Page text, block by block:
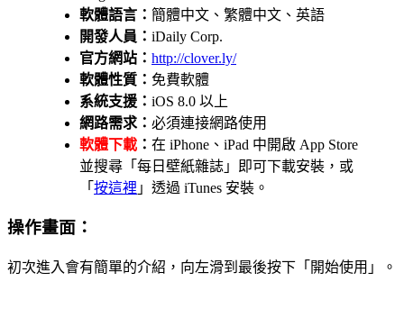
軟體語言： 簡體中文、繁體中文、英語
開發人員： iDaily Corp.
官方網站： http://clover.ly/
軟體性質： 免費軟體
系統支援： iOS 8.0 以上
網路需求： 必須連接網路使用
軟體下載 ： 在 iPhone、iPad 中開啟 App Store
並搜尋「每日壁紙雜誌」即可下載安裝，或
「 按這裡 」透過 iTunes 安裝。
操作畫面：
初次進入會有簡單的介紹，向左滑到最後按下「開始使用」。